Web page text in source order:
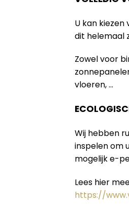
U kan kiezen
dit helemaal
Zowel voor
vloeren, …
Wij hebben
inspelen om
mogelijk e-
Lees hier
https://